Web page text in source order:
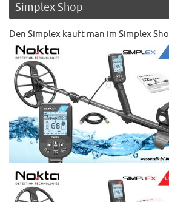
Simplex Shop
Den Simplex kauft man im Simplex